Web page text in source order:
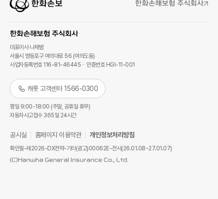
대표이사 나채범
서울시 영등포구 여의대로 56 (여의도동)
사업자등록번호 116-81-46445
인증번호 HGI-11-001
캐롯 고객센터 1566-0300
평일 9:00-18:00 (주말, 공휴일 휴무)
자동차사고접수 365일 24시간
공시실 홈페이지 이용약관 개인정보처리방침
확인필-제2026-DX전략-기타(광고)00062E-전사(26.01.08~27.01.07)
(C)Hanwha General Insurance Co., Ltd.